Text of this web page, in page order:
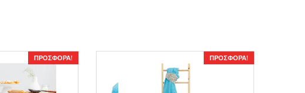
ΠΡΟΣΦΟΡΆ! ΠΡΟΣΦΟΡΆ!